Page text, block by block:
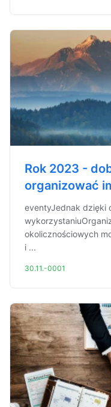
Rok 2023 -
organizować
eventyJednak dzięki
okolicznościowych
i ...
30.11.-0001